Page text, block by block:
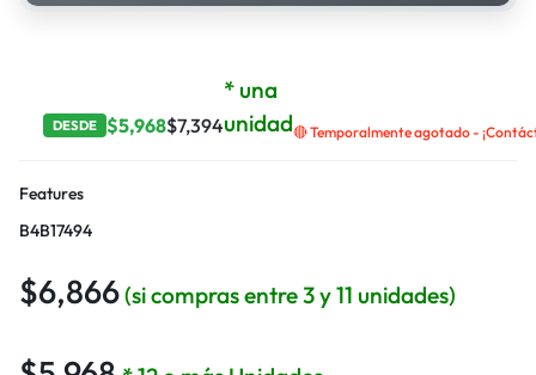
DESDE $5,968$7,394
* una
unidad🔴 Temporalmente agotado -
Features
B4B17494
$6,866(si compras entre 3 y 11 unidades)